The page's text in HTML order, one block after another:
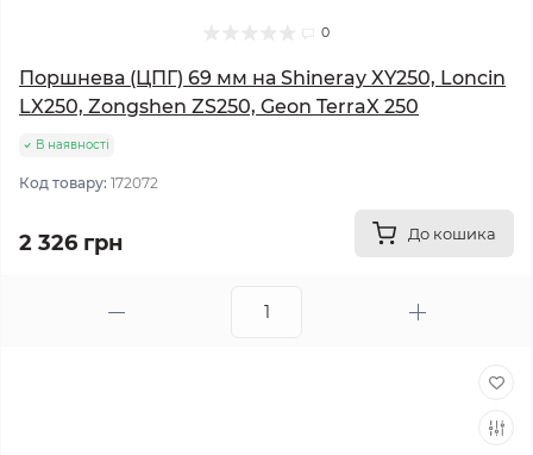
0
Поршнева (ЦПГ) 69 мм на Shineray XY250, Loncin
LX250, Zongshen ZS250, Geon TerraX 250
В наявності
Код товару: 172072
2 326 грн До кошика